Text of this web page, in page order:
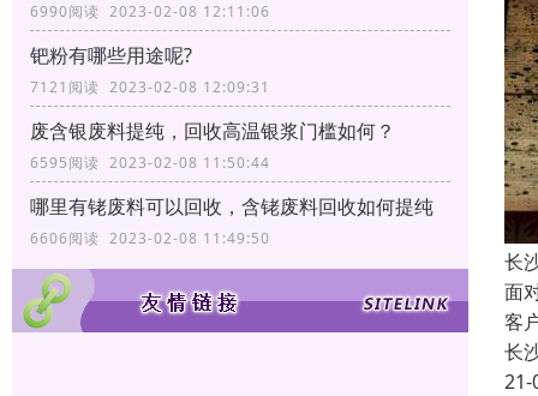
6990阅读 2023-02-08 12:11:06
钯粉有哪些用途呢?
7121阅读 2023-02-08 12:09:31
废含银废料提纯，回收高温银浆门槛如何？
6595阅读 2023-02-08 11:50:44
哪里有铑废料可以回收，含铑废料回收如何提纯
6606阅读 2023-02-08 11:49:50
长
面
客
长
21-